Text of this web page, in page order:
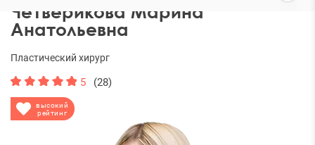
Четверикова Марина
Анатольевна
высокий
рейтинг
Пластический хирург
5 (28)